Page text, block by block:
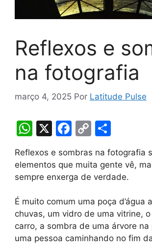
Reflexos e
na fotografia
março 4, 2025 Por Latitude Pulse
W
at
s
p
p
X
F
c
e
o
o
k
C
p
y
n
k
ar
e
Reflexos e sombras na fotografia
elementos que muita gente vê,
sempre enxerga de verdade.
É muito comum uma poça d’água
chuvas, um vidro de uma vitrine,
carro, a sombra de uma árvore na
uma pessoa caminhando no fim